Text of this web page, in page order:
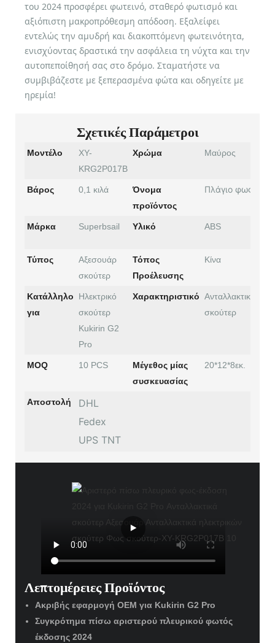
του 2024 προσφέρει φωτεινό, σταθερό φωτισμό και
αξιόπιστη μακροπρόθεσμη απόδοση. Εξαλείφει
εντελώς την αμυδρή και διακοπτόμενη φωτεινότητα,
ενισχύοντας δραστικά την ασφάλεια τη νύχτα και την
αυτοπεποίθησή σας στο δρόμο. Σταματήστε να
συμβιβάζεστε με ξεπερασμένα φώτα και οδηγείτε με
ηρεμία!
Σχετικές Παράμετροι
Μοντέλο
XY-
KRG2P017B
Χρώμα Μαύρος
Βάρος 0,1 κιλά
Όνομα
προϊόντος
Πλάγιο φως
Μάρκα Superbsail Υλικό ABS
Τύπος
Αξεσουάρ
σκούτερ
Τόπος
Προέλευσης
Κίνα
Κατάλληλο
για
Ηλεκτρικό
σκούτερ
Kukirin G2
Pro
Χαρακτηριστικό Ανταλλακτικά
σκούτερ
MOQ 10 PCS
Μέγεθος μίας
συσκευασίας
20*12*8εκ.
Αποστολή
DHL
Fedex
UPS TNT
Λεπτομέρειες Προϊόντος
Ακριβής εφαρμογή OEM για Kukirin G2 Pro
Συγκρότημα πίσω αριστερού πλευρικού φωτός
έκδοσης 2024